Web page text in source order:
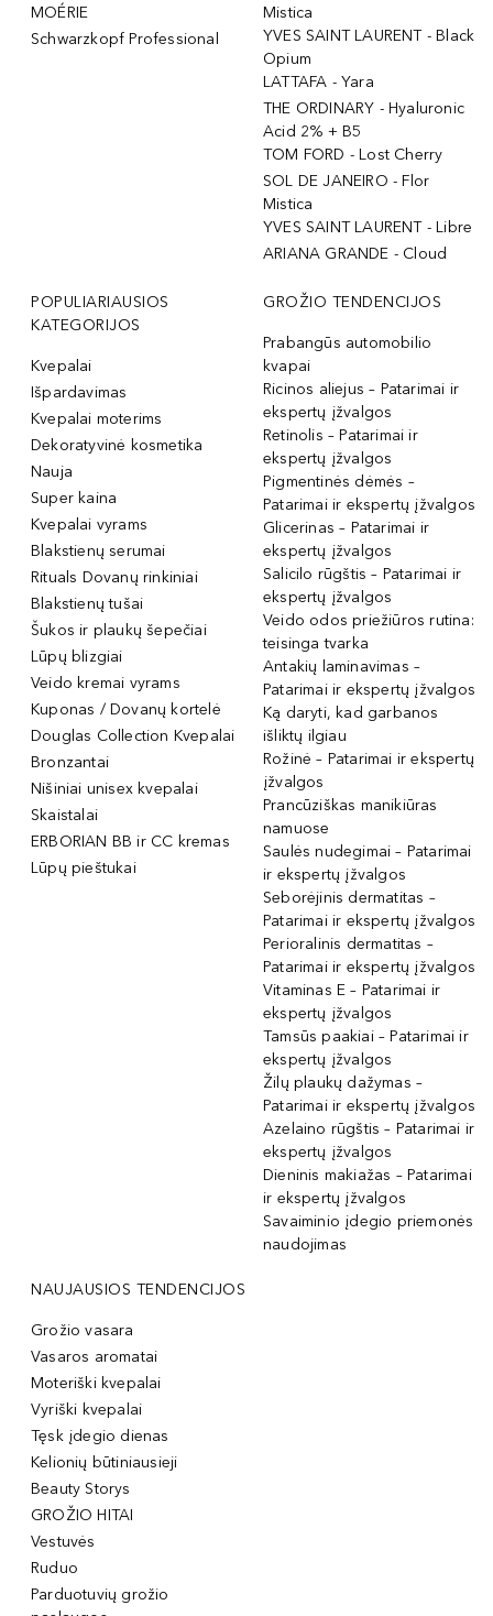
MOÉRIE
Schwarzkopf Professional
Mistica
YVES SAINT LAURENT - Black
Opium
LATTAFA - Yara
THE ORDINARY - Hyaluronic
Acid 2% + B5
TOM FORD - Lost Cherry
SOL DE JANEIRO - Flor
Mistica
YVES SAINT LAURENT - Libre
ARIANA GRANDE - Cloud
POPULIARIAUSIOS
KATEGORIJOS
Kvepalai
Išpardavimas
Kvepalai moterims
Dekoratyvinė kosmetika
Nauja
Super kaina
Kvepalai vyrams
Blakstienų serumai
Rituals Dovanų rinkiniai
Blakstienų tušai
Šukos ir plaukų šepečiai
Lūpų blizgiai
Veido kremai vyrams
Kuponas / Dovanų kortelė
Douglas Collection Kvepalai
Bronzantai
Nišiniai unisex kvepalai
Skaistalai
ERBORIAN BB ir CC kremas
Lūpų pieštukai
GROŽIO TENDENCIJOS
Prabangūs automobilio
kvapai
Ricinos aliejus – Patarimai ir
ekspertų įžvalgos
Retinolis – Patarimai ir
ekspertų įžvalgos
Pigmentinės dėmės –
Patarimai ir ekspertų įžvalgos
Glicerinas – Patarimai ir
ekspertų įžvalgos
Salicilo rūgštis – Patarimai ir
ekspertų įžvalgos
Veido odos priežiūros rutina:
teisinga tvarka
Antakių laminavimas –
Patarimai ir ekspertų įžvalgos
Ką daryti, kad garbanos
išliktų ilgiau
Rožinė – Patarimai ir ekspertų
įžvalgos
Prancūziškas manikiūras
namuose
Saulės nudegimai – Patarimai
ir ekspertų įžvalgos
Seborėjinis dermatitas –
Patarimai ir ekspertų įžvalgos
Perioralinis dermatitas –
Patarimai ir ekspertų įžvalgos
Vitaminas E – Patarimai ir
ekspertų įžvalgos
Tamsūs paakiai – Patarimai ir
ekspertų įžvalgos
Žilų plaukų dažymas –
Patarimai ir ekspertų įžvalgos
Azelaino rūgštis – Patarimai ir
ekspertų įžvalgos
Dieninis makiažas – Patarimai
ir ekspertų įžvalgos
Savaiminio įdegio priemonės
naudojimas
NAUJAUSIOS TENDENCIJOS
Grožio vasara
Vasaros aromatai
Moteriški kvepalai
Vyriški kvepalai
Tęsk įdegio dienas
Kelionių būtiniausieji
Beauty Storys
GROŽIO HITAI
Vestuvės
Ruduo
Parduotuvių grožio